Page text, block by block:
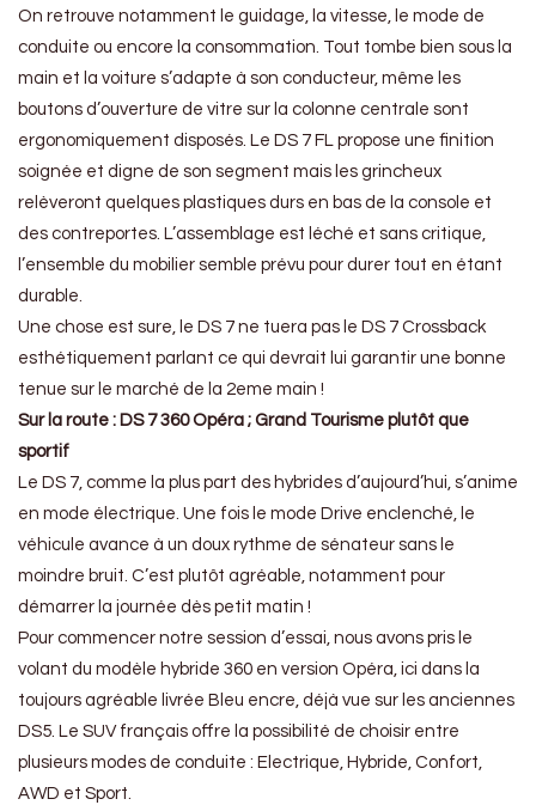
On retrouve notamment le guidage, la vitesse, le mode de
conduite ou encore la consommation. Tout tombe bien sous la
main et la voiture s’adapte à son conducteur, même les
boutons d’ouverture de vitre sur la colonne centrale sont
ergonomiquement disposés. Le DS 7 FL propose une finition
soignée et digne de son segment mais les grincheux
relèveront quelques plastiques durs en bas de la console et
des contreportes. L’assemblage est léché et sans critique,
l’ensemble du mobilier semble prévu pour durer tout en étant
durable.
Une chose est sure, le DS 7 ne tuera pas le DS 7 Crossback
esthétiquement parlant ce qui devrait lui garantir une bonne
tenue sur le marché de la 2eme main !
Sur la route : DS 7 360 Opéra ; Grand Tourisme plutôt que
sportif
Le DS 7, comme la plus part des hybrides d’aujourd’hui, s’anime
en mode électrique. Une fois le mode Drive enclenché, le
véhicule avance à un doux rythme de sénateur sans le
moindre bruit. C’est plutôt agréable, notamment pour
démarrer la journée dès petit matin !
Pour commencer notre session d’essai, nous avons pris le
volant du modèle hybride 360 en version Opéra, ici dans la
toujours agréable livrée Bleu encre, déjà vue sur les anciennes
DS5. Le SUV français offre la possibilité de choisir entre
plusieurs modes de conduite : Electrique, Hybride, Confort,
AWD et Sport.